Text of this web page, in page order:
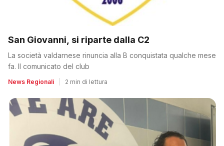
San Giovanni, si riparte dalla C2
La società valdarnese rinuncia alla B conquistata qualche mese
fa. Il comunicato del club
News Regionali 2 min di lettura